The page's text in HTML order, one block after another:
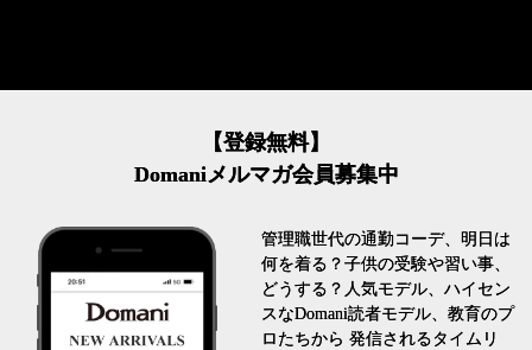
【登録無料】
Domaniメルマガ会員募集中
管理職世代の通勤コーデ、明日は
何を着る？子供の受験や習い事、
どうする？人気モデル、ハイセン
スなDomani読者モデル、教育のプ
ロたちから 発信されるタイムリ